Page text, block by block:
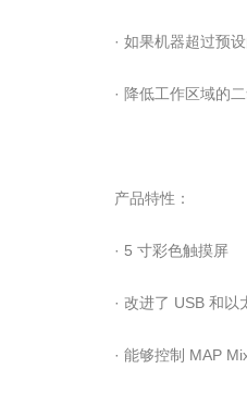
· 如果机器超过预
· 降低工作区域的
产品特性：
· 5 寸彩色触摸屏
· 改进了 USB 和
· 能够控制 MAP